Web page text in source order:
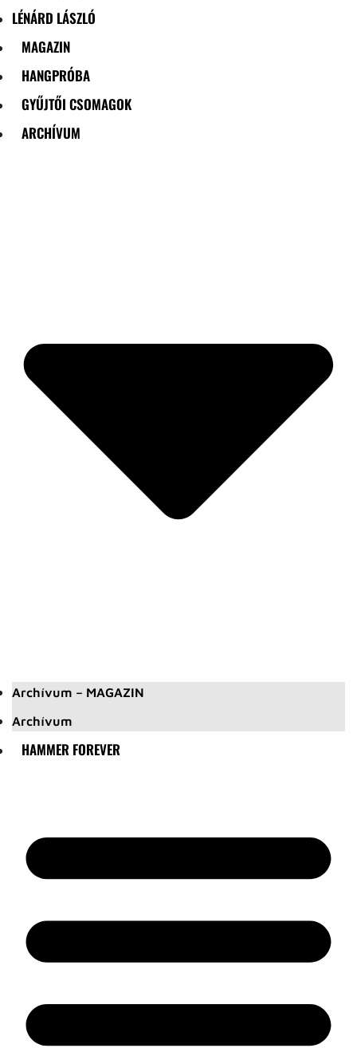
LÉNÁRD LÁSZLÓ
MAGAZIN
HANGPRÓBA
GYŰJTŐI CSOMAGOK
ARCHÍVUM
Archívum – MAGAZIN
Archívum
HAMMER FOREVER